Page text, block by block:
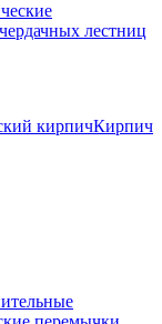
лестниц
кирпичКирпич